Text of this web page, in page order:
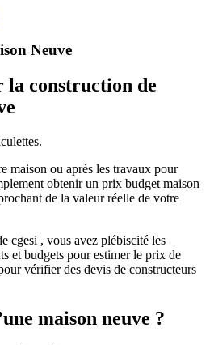
Neuve
la construction de
maison ou après les travaux pour
obtenir un prix budget maison
de la valeur réelle de votre
cgesi , vous avez plébiscité les
et budgets pour estimer le prix de
vérifier des devis de constructeurs
maison neuve ?